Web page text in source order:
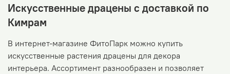
Искусственные драцены с доставкой по
Кимрам
В интернет-магазине ФитоПарк можно купить
искусственные растения драцены для декора
интерьера. Ассортимент разнообразен и позволяет